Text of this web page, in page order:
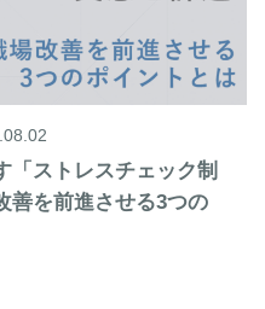
「ストレスチェック制
を前進させる3つの